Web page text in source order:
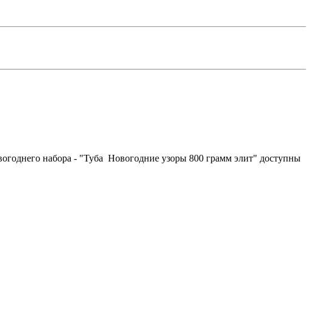
набора - "Туба Новогодние узоры 800 грамм элит" доступны